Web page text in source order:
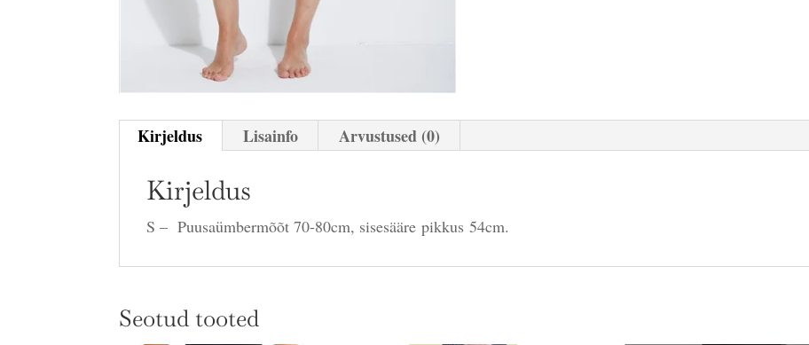
Kirjeldus Lisainfo Arvustused (0)
Kirjeldus
S – Puusaümbermõõt 70-80cm, sisesääre pikkus 54cm.
Seotud tooted